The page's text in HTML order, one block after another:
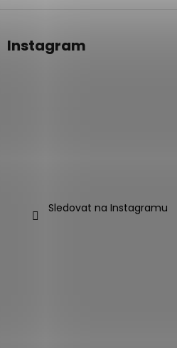
Instagram
Sledovat na Instagramu